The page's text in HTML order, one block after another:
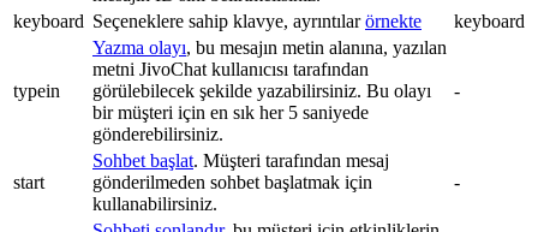
keyboard Seçeneklere sahip klavye, ayrıntılarörnekte keyboard
typein
Yazma olayı, bu mesajın metin alanına, yazılan
metni JivoChat kullanıcısı tarafından
görülebilecek şekilde yazabilirsiniz. Bu olayı
bir müşteri için en sık her 5 saniyede
gönderebilirsiniz.
-
start
Sohbet başlat. Müşteri tarafından mesaj
gönderilmeden sohbet başlatmak için
kullanabilirsiniz.
-